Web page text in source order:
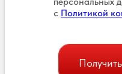
с Политикой